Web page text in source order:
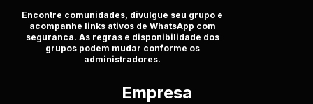
Encontre comunidades, divulgue seu grupo e
acompanhe links ativos de WhatsApp com
seguranca. As regras e disponibilidade dos
grupos podem mudar conforme os
administradores.
Empresa